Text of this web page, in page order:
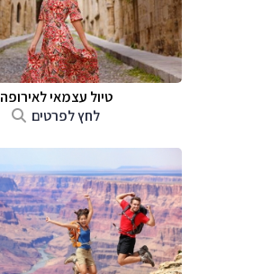
טיול עצמאי לאירופה
לחץ לפרטים